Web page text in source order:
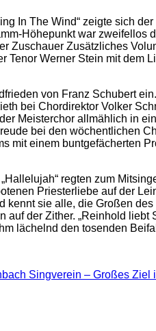
In The Wind“ zeigte sich
Höhepunkt war zweifellos
Zuschauer Zusätzliches
Werner Stein mit dem
von Franz Schubert
bei Chordirektor Volker
Meisterchor allmählich in
bei den wöchentlichen
mit einem buntgefächerten
regten zum
Priesterliebe auf der
kennt sie alle, die Großen
der Zither. „Reinhold
lächelnd den tosenden
Singverein – Großes Ziel